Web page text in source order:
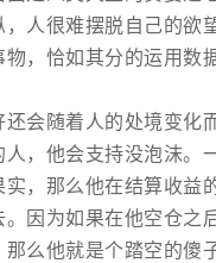
人很难摆脱自己的欲
，恰如其分的运用数
会随着人的处境变化
人，他会支持没泡沫。
，那么他在结算收益
因为如果在他空仓之
么他就是个踏空的傻